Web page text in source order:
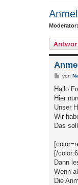
Moderator:
B
i
r
a
von
Hallo
Hier
Unser
Wir
Das
[/
Dann
Wenn
Die